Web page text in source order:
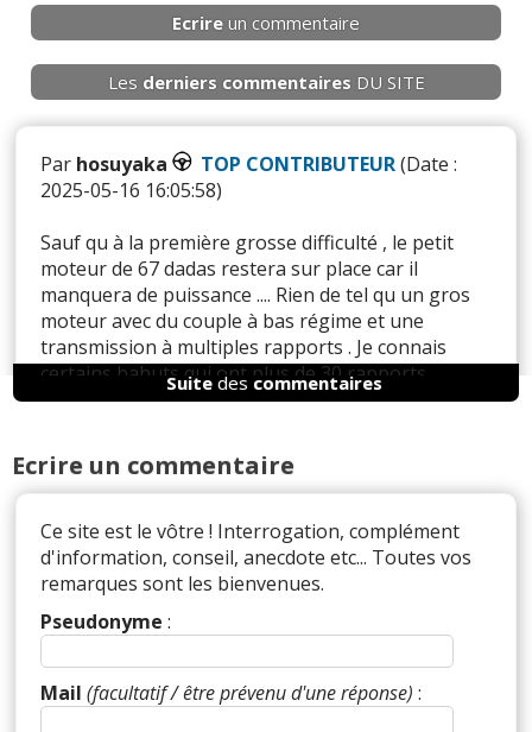
Ecrire un commentaire
Les derniers commentaires DU SITE
Par hosuyaka TOP CONTRIBUTEUR(Date :
2025-05-16 16:05:58)
Sauf qu à la première grosse difficulté , le petit
moteur de 67 dadas restera sur place car il
manquera de puissance .... Rien de tel qu un gros
moteur avec du couple à bas régime et une
transmission à multiples rapports . Je connais
certains bahuts qui ont plus de 30 rapports
différents entre la boîte , les réducteurs ou les
défaut dans des situations délicates ....
On peut faire tourner un moteur électrique sur un
on le laisse sur des régimes très élevés ( vous
dites 15000 et plus ) pas sûr qu'il tienne
longtemps ...
J en ai fait l expérience avec des outils électriques
de marque , qui utilisés au maximum de leur
puissance sur de longues périodes , n ont pas
tenus très longtemps .
Suitedes commentaires
Ecrire un commentaire
Ce site est le vôtre ! Interrogation, complément
d'information, conseil, anecdote etc... Toutes vos
remarques sont les bienvenues.
Pseudonyme :
Mail (facultatif / être prévenu d'une réponse) :